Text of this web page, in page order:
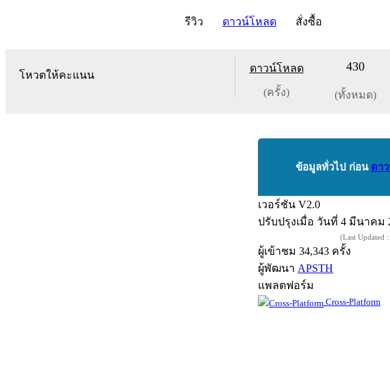
รีวิว ดาวน์โหลด สั่งซื้อ
โหวตให้คะแนน
ดาวน์โหลด
(ครั้ง)
430
(ทั้งหมด)
ข้อมูลทั่วไป ก่อน ดา
เวอร์ชัน V2.0
ปรับปรุงเมื่อ วันที่ 4 มีนาคม
(Last Updated :
ผู้เข้าชม 34,343 ครั้ง
ผู้พัฒนา APSTH
แพลตฟอร์ม
Cross-Platform